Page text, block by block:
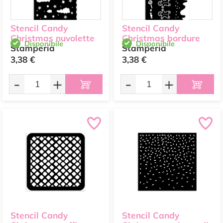
Stencil Candy
Christmas nuvolette
Stamperia
Disponibile
3,38 €
- +
Stencil Candy
Christmas bordure
Stamperia
Disponibile
3,38 €
- +
Stencil Candy
Stencil Candy